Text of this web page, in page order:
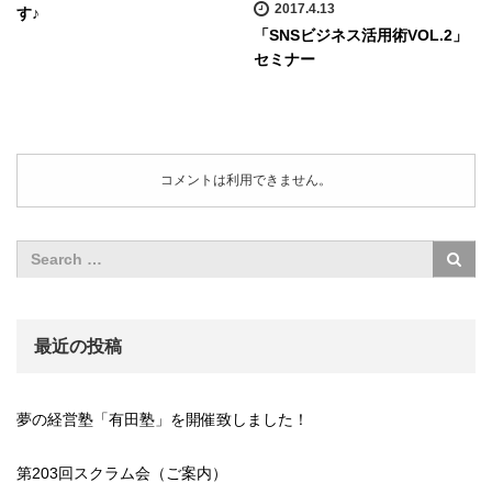
す♪
2017.4.13
「SNSビジネス活用術VOL.2」
セミナー
コメントは利用できません。
最近の投稿
夢の経営塾「有田塾」を開催致しました！
第203回スクラム会（ご案内）